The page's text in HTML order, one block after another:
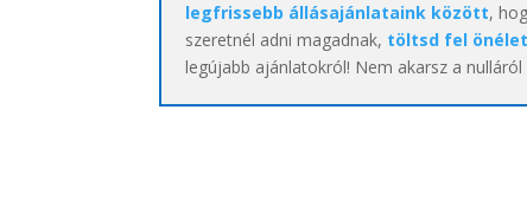
legfrissebb állásajánlataink között,
szeretnél adni magadnak, töltsd fel
legújabb ajánlatokról! Nem akarsz a